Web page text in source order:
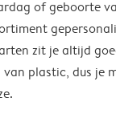
papier van 300
matte afwerking
We sturen
of geboorte
zit je altijd
plastic, dus je